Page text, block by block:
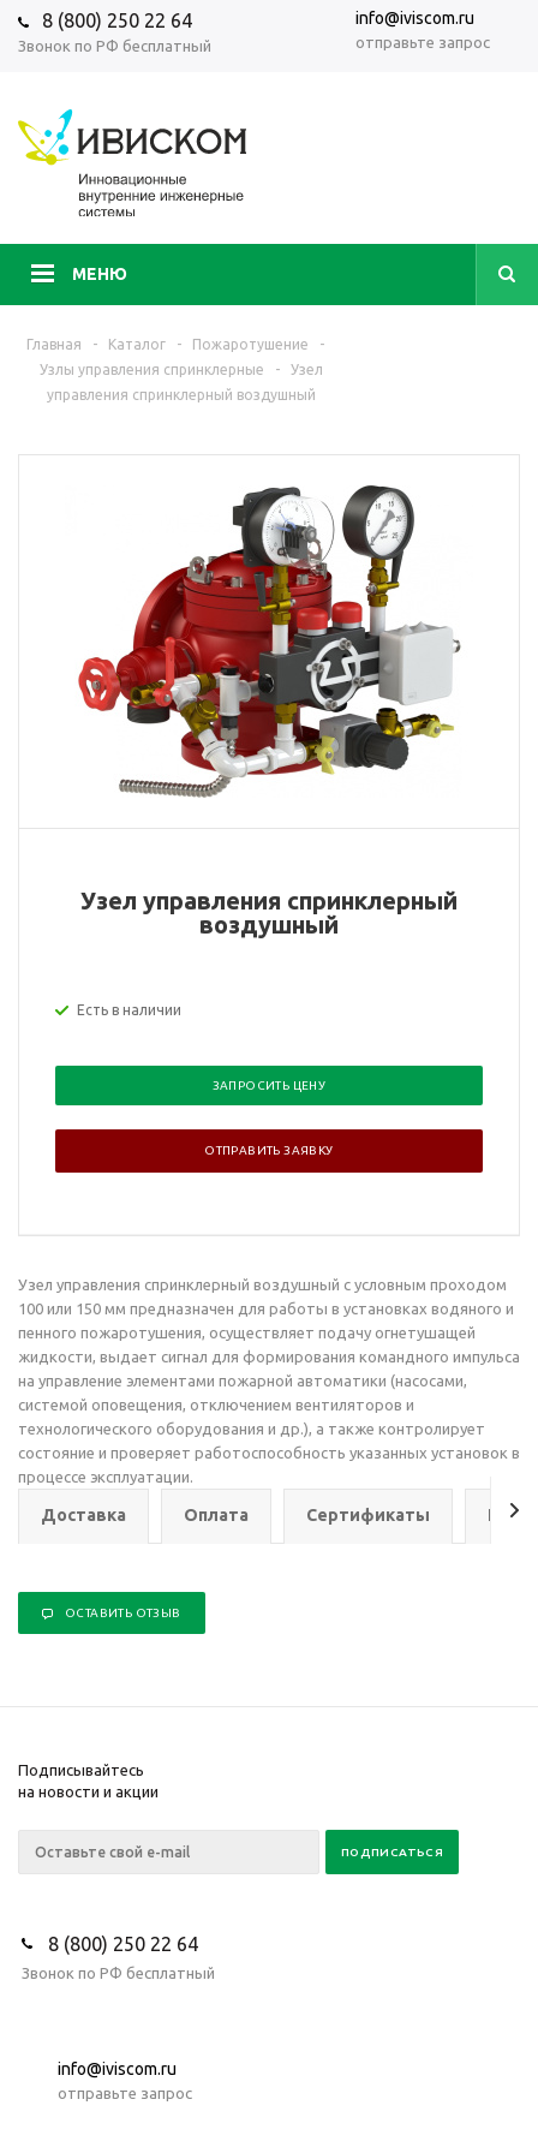
8 (800) 250 22 64
Звонок по РФ бесплатный
info@iviscom.ru
отправьте запрос
МЕНЮ
Главная - Каталог - Пожаротушение
-
Узлы управления спринклерные
-
Узел
управления спринклерный воздушный
Узел управления спринклерный
воздушный
Есть в наличии
ЗАПРОСИТЬ ЦЕНУ
ОТПРАВИТЬ ЗАЯВКУ
Узел управления спринклерный воздушный с условным проходом
100 или 150 мм предназначен для работы в установках водяного и
пенного пожаротушения, осуществляет подачу огнетушащей
жидкости, выдает сигнал для формирования командного импульса
на управление элементами пожарной автоматики (насосами,
системой оповещения, отключением вентиляторов и
технологического оборудования и др.), а также контролирует
состояние и проверяет работоспособность указанных установок в
процессе эксплуатации.
Доставка Оплата Сертификаты
ОСТАВИТЬ ОТЗЫВ
Подписывайтесь
на новости и акции
8 (800) 250 22 64
Звонок по РФ бесплатный
info@iviscom.ru
отправьте запрос